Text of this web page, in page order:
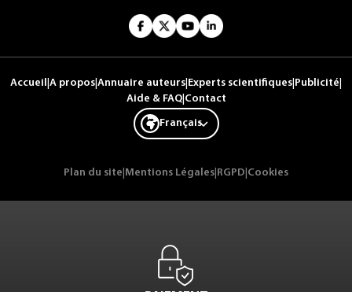
Accueil A propos Annuaire auteurs Experts scientifiques Publicité
Aide & FAQ| Contact
Français
Plan du site Mentions Légales RGPD Cookies